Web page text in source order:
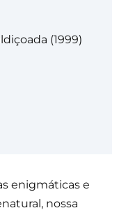
(1999)
enigmáticas e
nossa